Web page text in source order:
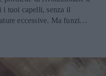
ma bruciore persistente
cambiare tipo di patch o
in una routine
protezione
i tuoi capelli, senza il
eccessive. Ma funziona